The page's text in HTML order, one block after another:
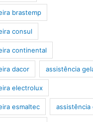
brastemp
consul
continental
dacor assistência
electrolux
esmaltec assistência